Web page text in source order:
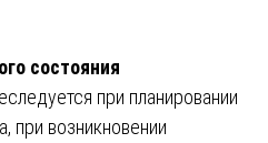
состояния
при планировании
при возникновении